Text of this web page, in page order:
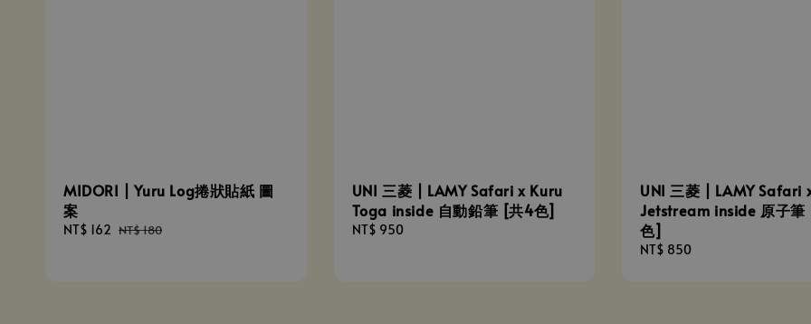
MIDORI | Yuru Log捲狀貼紙 圖
案
Sale
NT$ 162 Regular
NT$ 180
UNI 三菱 | LAMY Safari x Kuru
Toga inside 自動鉛筆 [共4色]
Regular
NT$ 950
UNI 三菱 | LAMY Safari
Jetstream inside 原子
色]
Regular
NT$ 850